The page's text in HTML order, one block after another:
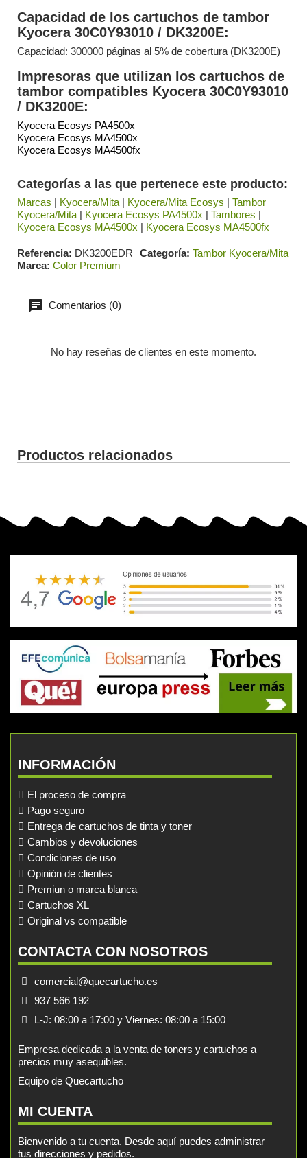
Capacidad de los cartuchos de tambor
Kyocera 30C0Y93010 / DK3200E:
Capacidad: 300000 páginas al 5% de cobertura (DK3200E)
Impresoras que utilizan los cartuchos de
tambor compatibles Kyocera 30C0Y93010
/ DK3200E:
Kyocera Ecosys PA4500x
Kyocera Ecosys MA4500x
Kyocera Ecosys MA4500fx
Categorías a las que pertenece este producto:
Marcas | Kyocera/Mita | Kyocera/Mita Ecosys | Tambor
Kyocera/Mita | Kyocera Ecosys PA4500x | Tambores |
Kyocera Ecosys MA4500x | Kyocera Ecosys MA4500fx
Referencia DK3200EDR Categoría Tambor Kyocera/Mita
Marca Color Premium
Comentarios (0)
No hay reseñas de clientes en este momento.
Productos relacionados
INFORMACIÓN
El proceso de compra
Pago seguro
Entrega de cartuchos de tinta y toner
Cambios y devoluciones
Condiciones de uso
Opinión de clientes
Premiun o marca blanca
Cartuchos XL
Original vs compatible
CONTACTA CON NOSOTROS
comercial@quecartucho.es
937 566 192
L-J: 08:00 a 17:00 y Viernes: 08:00 a 15:00
Empresa dedicada a la venta de toners y cartuchos a
precios muy asequibles.
Equipo de Quecartucho
MI CUENTA
Bienvenido a tu cuenta. Desde aquí puedes administrar
tus direcciones y pedidos.